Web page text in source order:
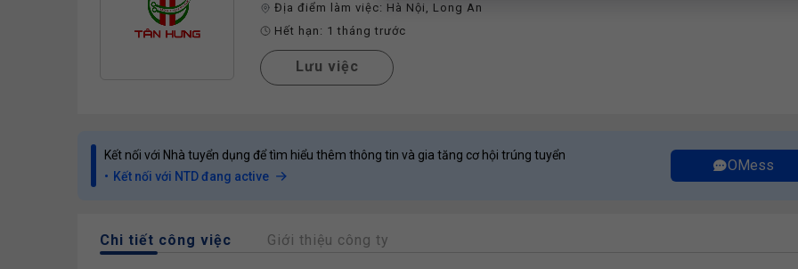
Địa điểm làm việc: Hà Nội , Long An
Hết hạn: 1 tháng trước
Lưu việc
Kết nối với Nhà tuyển dụng để tìm hiểu thêm thông tin và gia tăng cơ hội trúng tuyển
Kết nối với NTD đang active
OMess
Chi tiết công việc Giới thiệu công ty